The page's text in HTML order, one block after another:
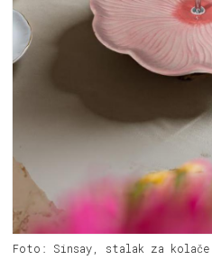
Foto: Sinsay, stalak za